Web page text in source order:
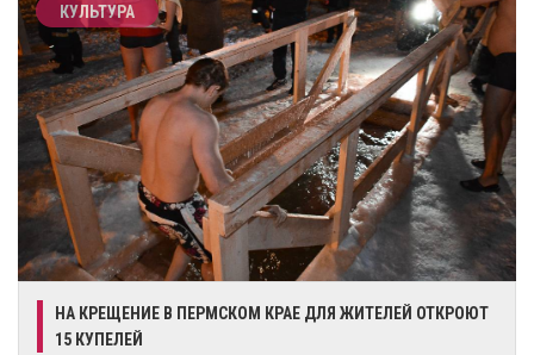
КУЛЬТУРА
​НА КРЕЩЕНИЕ В ПЕРМСКОМ КРАЕ ДЛЯ ЖИТЕЛЕЙ ОТКРОЮТ
15 КУПЕЛЕЙ